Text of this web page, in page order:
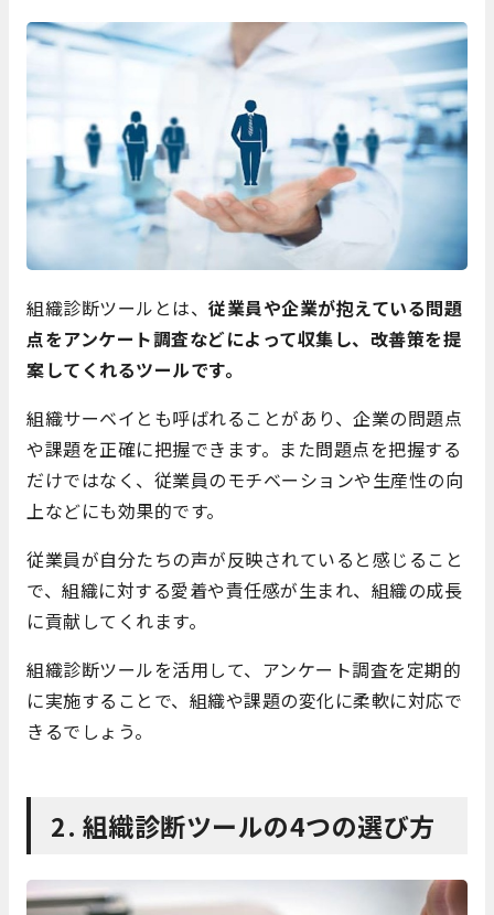
組織診断ツールとは、 従業員や企業が抱えている問題
点をアンケート調査などによって収集し、改善策を提
案してくれるツールです。
組織サーベイとも呼ばれることがあり、企業の問題点
や課題を正確に把握できます。また問題点を把握する
だけではなく、従業員のモチベーションや生産性の向
上などにも効果的です。
従業員が自分たちの声が反映されていると感じること
で、組織に対する愛着や責任感が生まれ、組織の成長
に貢献してくれます。
組織診断ツールを活用して、アンケート調査を定期的
に実施することで、組織や課題の変化に柔軟に対応で
きるでしょう。
2. 組織診断ツールの4つの選び方